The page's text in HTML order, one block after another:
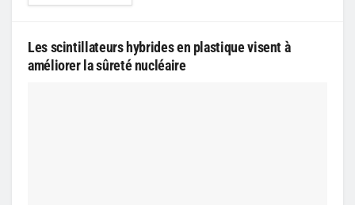
Les scintillateurs hybrides en plastique visent à
améliorer la sûreté nucléaire